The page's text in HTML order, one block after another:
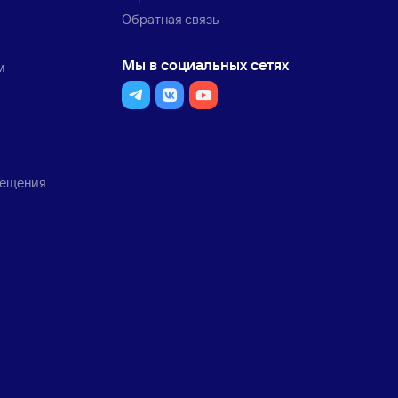
Обратная связь
Мы в социальных сетях